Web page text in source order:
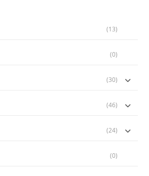
(13)
(0)
(30)
(46)
(24)
(0)